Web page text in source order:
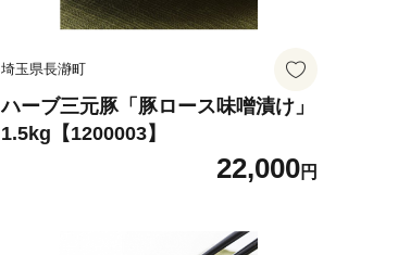
埼玉県長瀞町
ハーブ三元豚「豚ロース味噌漬け」
1.5kg【1200003】
22,000円